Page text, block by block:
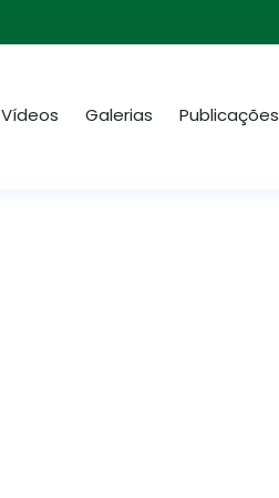
Vídeos Galerias Publicações